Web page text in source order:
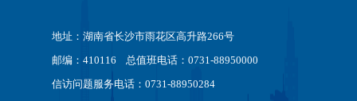
地址：湖南省长沙市雨花区高升路266号
邮编：410116 总值班电话：0731-88950000
信访问题服务电话：0731-88950284